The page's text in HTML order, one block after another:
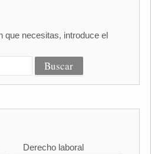
que necesitas, introduce el
Derecho laboral